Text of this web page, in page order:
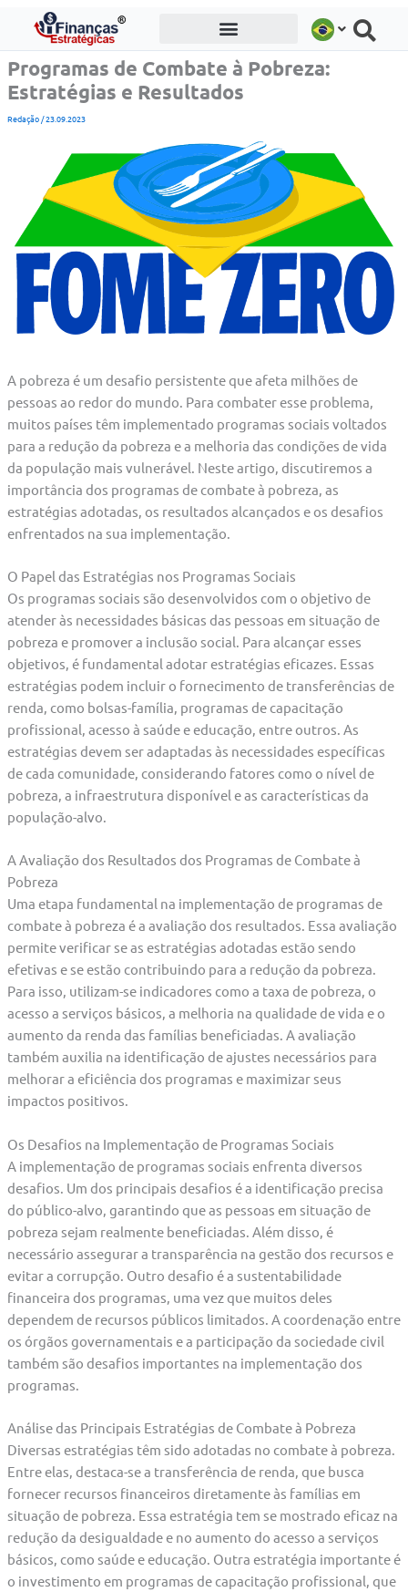
conteúdo
Programas de Combate à Pobreza:
Estratégias e Resultados
Redação/23.09.2023
A pobreza é um desafio persistente que afeta milhões de
pessoas ao redor do mundo. Para combater esse problema,
muitos países têm implementado programas sociais voltados
para a redução da pobreza e a melhoria das condições de vida
da população mais vulnerável. Neste artigo, discutiremos a
importância dos programas de combate à pobreza, as
estratégias adotadas, os resultados alcançados e os desafios
enfrentados na sua implementação.
O Papel das Estratégias nos Programas Sociais
Os programas sociais são desenvolvidos com o objetivo de
atender às necessidades básicas das pessoas em situação de
pobreza e promover a inclusão social. Para alcançar esses
objetivos, é fundamental adotar estratégias eficazes. Essas
estratégias podem incluir o fornecimento de transferências de
renda, como bolsas-família, programas de capacitação
profissional, acesso à saúde e educação, entre outros. As
estratégias devem ser adaptadas às necessidades específicas
de cada comunidade, considerando fatores como o nível de
pobreza, a infraestrutura disponível e as características da
população-alvo.
A Avaliação dos Resultados dos Programas de Combate à
Pobreza
Uma etapa fundamental na implementação de programas de
combate à pobreza é a avaliação dos resultados. Essa avaliação
permite verificar se as estratégias adotadas estão sendo
efetivas e se estão contribuindo para a redução da pobreza.
Para isso, utilizam-se indicadores como a taxa de pobreza, o
acesso a serviços básicos, a melhoria na qualidade de vida e o
aumento da renda das famílias beneficiadas. A avaliação
também auxilia na identificação de ajustes necessários para
melhorar a eficiência dos programas e maximizar seus
impactos positivos.
Os Desafios na Implementação de Programas Sociais
A implementação de programas sociais enfrenta diversos
desafios. Um dos principais desafios é a identificação precisa
do público-alvo, garantindo que as pessoas em situação de
pobreza sejam realmente beneficiadas. Além disso, é
necessário assegurar a transparência na gestão dos recursos e
evitar a corrupção. Outro desafio é a sustentabilidade
financeira dos programas, uma vez que muitos deles
dependem de recursos públicos limitados. A coordenação entre
os órgãos governamentais e a participação da sociedade civil
também são desafios importantes na implementação dos
programas.
Análise das Principais Estratégias de Combate à Pobreza
Diversas estratégias têm sido adotadas no combate à pobreza.
Entre elas, destaca-se a transferência de renda, que busca
fornecer recursos financeiros diretamente às famílias em
situação de pobreza. Essa estratégia tem se mostrado eficaz na
redução da desigualdade e no aumento do acesso a serviços
básicos, como saúde e educação. Outra estratégia importante é
o investimento em programas de capacitação profissional, que